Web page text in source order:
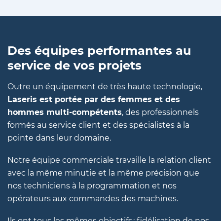
Des équipes performantes au
service de vos projets
Outre un équipement de très haute technologie,
Laseris est portée par des femmes et des
hommes multi-compétents, des professionnels
formés au service client et des spécialistes à la
pointe dans leur domaine.
Notre équipe commerciale travaille la relation client
avec la même minutie et la même précision que
nos techniciens à la programmation et nos
opérateurs aux commandes des machines.